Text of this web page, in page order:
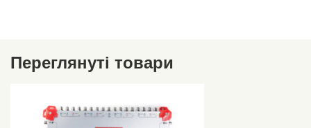
Переглянуті товари